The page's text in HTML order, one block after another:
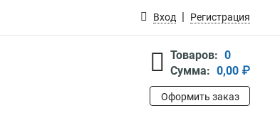
Вход Регистрация
Товаров: 0
Сумма: 0,00 ₽
Оформить заказ